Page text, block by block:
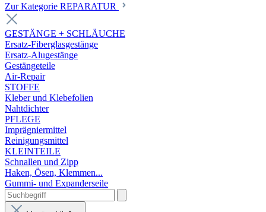
Zur Kategorie REPARATUR
GESTÄNGE + SCHLÄUCHE
Ersatz-Fiberglasgestänge
Ersatz-Alugestänge
Gestängeteile
Air-Repair
STOFFE
Kleber und Klebefolien
Nahtdichter
PFLEGE
Imprägniermittel
Reinigungsmittel
KLEINTEILE
Schnallen und Zipp
Haken, Ösen, Klemmen...
Gummi- und Expanderseile